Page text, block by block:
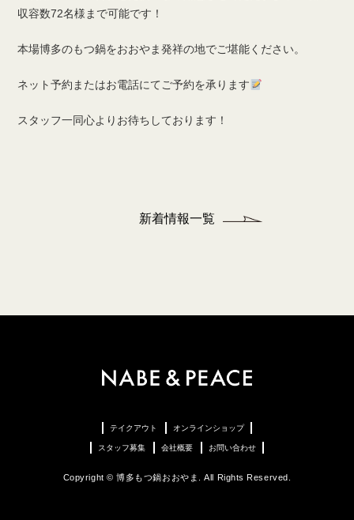
収容数72名様まで可能です！
本場博多のもつ鍋をおおやま発祥の地でご堪能ください。
ネット予約またはお電話にてご予約を承ります
スタッフ一同心よりお待ちしております！
新着情報一覧
テイクアウト オンラインショップ
スタッフ募集 会社概要 お問い合わせ
Copyright © 博多もつ鍋おおやま. All Rights Reserved.